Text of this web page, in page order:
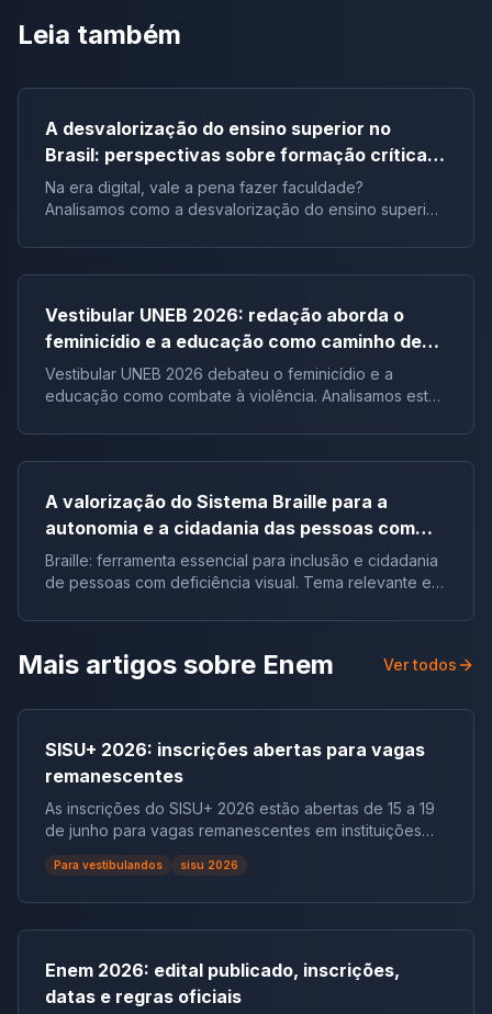
Leia também
A desvalorização do ensino superior no
Brasil: perspectivas sobre formação crítica e
influência digital |Tema de redação
Na era digital, vale a pena fazer faculdade?
Analisamos como a desvalorização do ensino superior
Brasil.
Vestibular UNEB 2026: redação aborda o
feminicídio e a educação como caminho de
combate à violência
Vestibular UNEB 2026 debateu o feminicídio e a
educação como combate à violência. Analisamos este
para futuras pautas sociais.
A valorização do Sistema Braille para a
autonomia e a cidadania das pessoas com
deficiência visual no Brasil |Tema de redação
Braille: ferramenta essencial para inclusão e cidadania
de pessoas com deficiência visual. Tema relevante em
Mais artigos sobre Enem Ver todos
SISU+ 2026: inscrições abertas para vagas
remanescentes
As inscrições do SISU+ 2026 estão abertas de 15 a 19
de junho para vagas remanescentes em instituições
públicas. Entenda quem pode participar e veja o
calendário.
Para vestibulandos sisu 2026
Enem 2026: edital publicado, inscrições,
datas e regras oficiais